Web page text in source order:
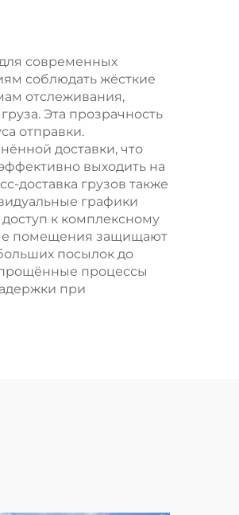
современных
соблюдать жёсткие
отслеживания,
Эта прозрачность
отправки.
доставки, что
выходить на
доставка грузов также
графики
к комплексному
помещения защищают
посылок до
процессы
при